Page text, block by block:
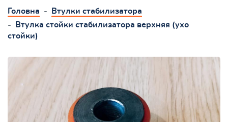
Головна
Втулки стабилизатора
Втулка стойки стабилизатора верхняя (ухо
стойки)